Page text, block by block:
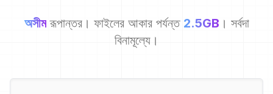
অসীম রূপান্তর। ফাইলের আকার পর্যন্ত 2.5GB । সর্বদা
বিনামূল্যে।